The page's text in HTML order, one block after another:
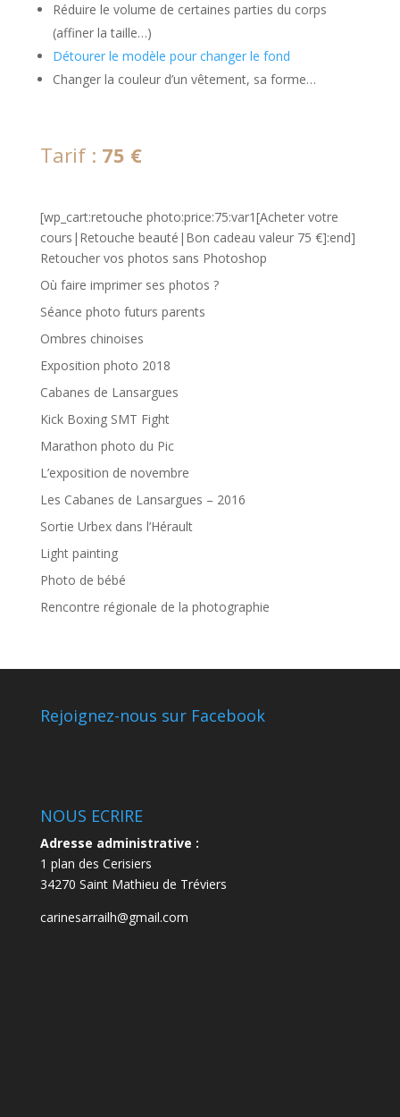
Réduire le volume de certaines parties du corps
(affiner la taille…)
Détourer le modèle pour changer le fond
Changer la couleur d’un vêtement, sa forme…
Tarif : 75 €
[wp_cart:retouche photo:price:75:var1[Acheter votre
cours|Retouche beauté|Bon cadeau valeur 75 €]:end]
Retoucher vos photos sans Photoshop
Où faire imprimer ses photos ?
Séance photo futurs parents
Ombres chinoises
Exposition photo 2018
Cabanes de Lansargues
Kick Boxing SMT Fight
Marathon photo du Pic
L’exposition de novembre
Les Cabanes de Lansargues – 2016
Sortie Urbex dans l’Hérault
Light painting
Photo de bébé
Rencontre régionale de la photographie
Rejoignez-nous sur Facebook
NOUS ECRIRE
Adresse administrative :
1 plan des Cerisiers
34270 Saint Mathieu de Tréviers
carinesarrailh@gmail.com